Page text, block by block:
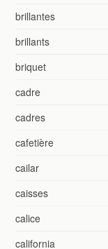
brillantes
brillants
briquet
cadre
cadres
cafetière
cailar
caisses
calice
california